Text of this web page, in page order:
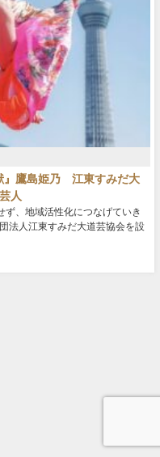
』鷹島姫乃 江東すみだ大
人
ず、地域活性化につなげていき
法人江東すみだ大道芸協会を設